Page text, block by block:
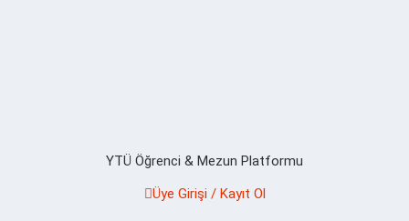
YTÜ Öğrenci & Mezun Platformu
Üye Girişi / Kayıt Ol